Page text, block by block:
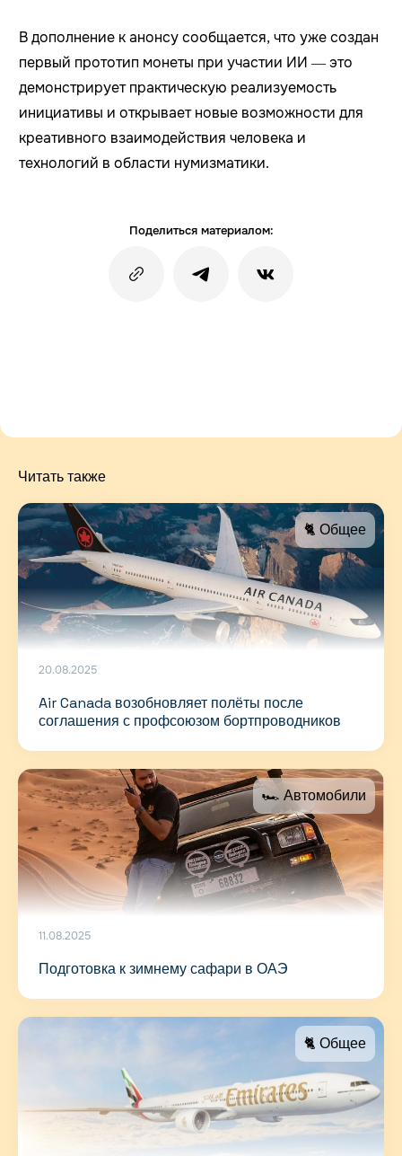
В дополнение к анонсу сообщается, что уже создан
первый прототип монеты при участии ИИ — это
демонстрирует практическую реализуемость
инициативы и открывает новые возможности для
креативного взаимодействия человека и
технологий в области нумизматики.
Поделиться материалом:
Читать также
🐈 Общее
20.08.2025
Air Canada возобновляет полёты после
соглашения с профсоюзом бортпроводников
🏎 Автомобили
11.08.2025
Подготовка к зимнему сафари в ОАЭ
🐈 Общее